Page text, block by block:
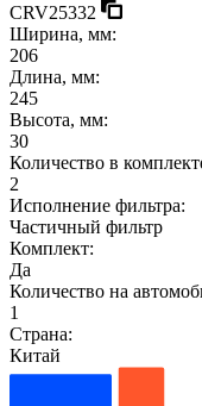
CRV25332
Ширина, мм:
206
Длина, мм:
245
Высота, мм:
30
Количество в
2
Исполнение фильтра:
Частичный фильтр
Комплект:
Да
Количество на
1
Страна:
Китай